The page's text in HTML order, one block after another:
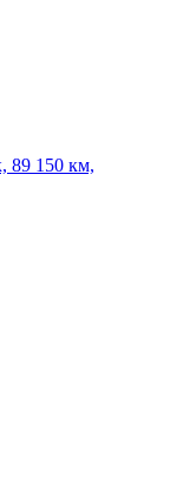
89 150 км,